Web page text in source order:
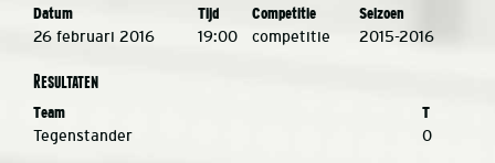
Datum Tijd Competitie Seizoen
26 februari 2016 19:00 competitie 2015-2016
Resultaten
Team T
Tegenstander 0